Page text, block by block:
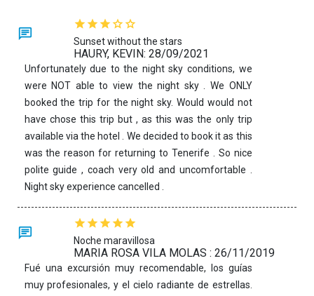
Sunset without the stars
HAURY, KEVIN: 28/09/2021
Unfortunately due to the night sky conditions, we
were NOT able to view the night sky . We ONLY
booked the trip for the night sky. Would would not
have chose this trip but , as this was the only trip
available via the hotel . We decided to book it as this
was the reason for returning to Tenerife . So nice
polite guide , coach very old and uncomfortable .
Night sky experience cancelled .
Noche maravillosa
MARIA ROSA VILA MOLAS : 26/11/2019
Fué una excursión muy recomendable, los guías
muy profesionales, y el cielo radiante de estrellas.